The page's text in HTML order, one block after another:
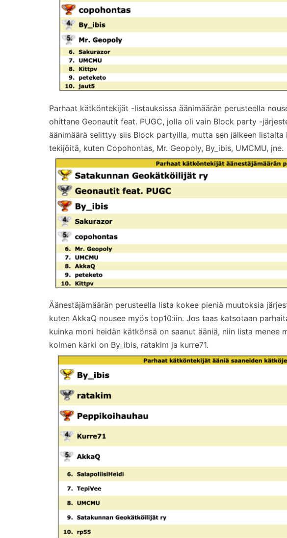
Parhaat kätköntekijät -listauksissa äänimäärän perusteella
ohittane Geonautit feat. PUGC, jolla oli vain Block party -
äänimäärä selittyy siis Block partyilla, mutta sen jälkeen
tekijöitä, kuten Copohontas, Mr. Geopoly, By_ibis, UMCMU, jne.
Äänestäjämäärän perusteella lista kokee pieniä muutoksia
kuten AkkaQ nousee myös top10:iin. Jos taas katsotaan
kuinka moni heidän kätkönsä on saanut ääniä, niin lista menee
kolmen kärki on By_ibis, ratakim ja kurre71.